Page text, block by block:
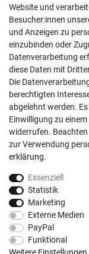
02381 9878909
Mo-Fr, 9:00 -
Sa, 9:00 - 13:00
Registrieren
Login
Hilfe
Impressum
AGB
Vertrag widerrufen
Website und
Besucher:innen
und Anzeigen zu
einzubinden oder
Datenverarbeitung
diese Daten mit
Die
berechtigten
abgelehnt werden.
Einwilligung zu
widerrufen. Beachten
zur Verwendung
erklärung.
Essenziell
Statistik
Marketing
Externe Medien
PayPal
Funktional